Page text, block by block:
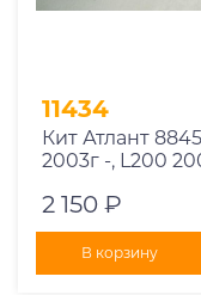
11434
Кит Атлант
2003г -, L200
Toyota Hiace
2 150 ₽
В корзину